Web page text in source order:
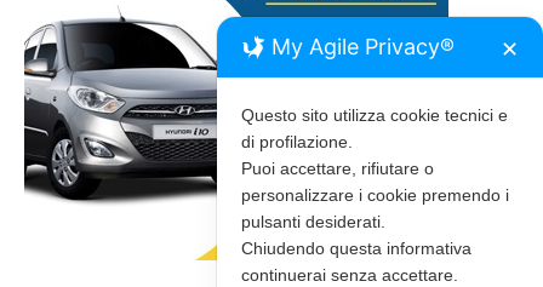
My Agile Privacy® ✕
Questo sito utilizza cookie tecnici e
di profilazione.
Puoi accettare, rifiutare o
personalizzare i cookie premendo i
pulsanti desiderati.
Chiudendo questa informativa
continuerai senza accettare.